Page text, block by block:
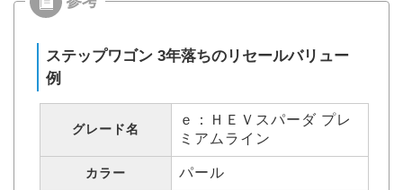
ステップワゴン 3年落ちのリセールバリュー
例
グレード名
ｅ：ＨＥＶスパーダ プレ
ミアムライン
カラー パール